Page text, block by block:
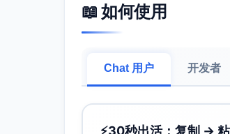
瓶颈2:
影响 ：
销售经理可能遗漏关键
多线索并行处理较为混
客户体验受到影响，从
📖 如何使用
Chat 用户 开发者
⚡30秒出活：复制 →